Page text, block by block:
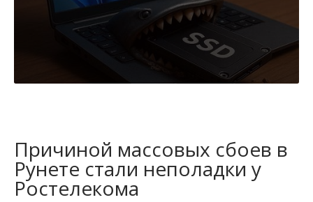
Причиной массовых сбоев в
Рунете стали неполадки у
Ростелекома